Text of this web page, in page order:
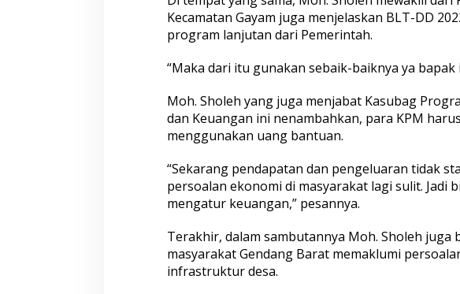
Kecamatan Gayam juga menjelaskan BLT-DD
program lanjutan dari Pemerintah.
“Maka dari itu gunakan sebaik-baiknya ya bapak
Moh. Sholeh yang juga menjabat Kasubag
dan Keuangan ini nenambahkan, para KPM
menggunakan uang bantuan.
“Sekarang pendapatan dan pengeluaran tidak
persoalan ekonomi di masyarakat lagi sulit. Jadi
mengatur keuangan,” pesannya.
Terakhir, dalam sambutannya Moh. Sholeh juga
masyarakat Gendang Barat memaklumi
infrastruktur desa.